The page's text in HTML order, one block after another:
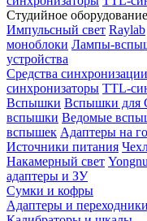
Студийное оборудование
Импульсный свет Raylab
моноблоки Лампы-
устройства
Средства синхронизации
синхронизаторы TTL-
Вспышки Вспышки для
вспышки Ведомые
вспышек Адаптеры на
Источники питания
Накамерный свет
адаптеры и ЗУ
Сумки и кофры
Адаптеры и переходники